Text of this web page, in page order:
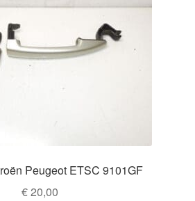
Peugeot ETSC 9101GF
€20,00